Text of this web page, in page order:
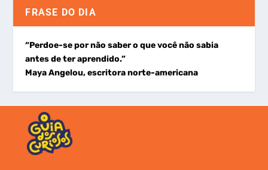
FRASE DO DIA
“Perdoe-se por não saber o que você não sabia
antes de ter aprendido.”
Maya Angelou, escritora norte-americana